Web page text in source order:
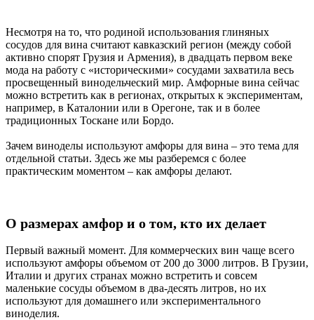
Несмотря на то, что родиной использования глиняных
сосудов для вина считают кавказский регион (между собой
активно спорят Грузия и Армения), в двадцать первом веке
мода на работу с «историческими» сосудами захватила весь
просвещенный винодельческий мир. Амфорные вина сейчас
можно встретить как в регионах, открытых к экспериментам,
например, в Каталонии или в Орегоне, так и в более
традиционных Тоскане или Бордо.
Зачем виноделы используют амфоры для вина – это тема для
отдельной статьи. Здесь же мы разберемся с более
практическим моментом – как амфоры делают.
О размерах амфор и о том, кто их делает
Первый важный момент. Для коммерческих вин чаще всего
используют амфоры объемом от 200 до 3000 литров. В Грузии,
Италии и других странах можно встретить и совсем
маленькие сосуды объемом в два-десять литров, но их
используют для домашнего или экспериментального
виноделия.